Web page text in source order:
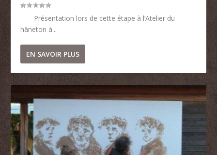
Présentation lors de cette étape à l’Atelier du
hâneton à...
EN SAVOIR PLUS